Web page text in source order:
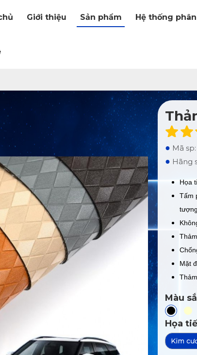
Giới thiệu Sản phẩm Hệ thống
● Mã sp:
● Hãng
Họa
Tấm
tượng.
Mặt
Màu
Họa
Kim